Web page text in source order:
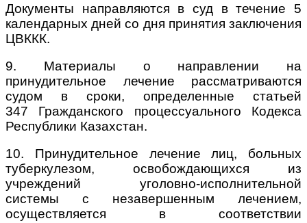
Документы направляются в суд в течение 5
календарных дней со дня принятия заключения
ЦВККК.
9. Материалы о направлении на
принудительное лечение рассматриваются
судом в сроки, определенные статьей
347 Гражданского процессуального Кодекса
Республики Казахстан.
10. Принудительное лечение лиц, больных
туберкулезом, освобождающихся из
учреждений уголовно-исполнительной
системы с незавершенным лечением,
осуществляется в соответствии